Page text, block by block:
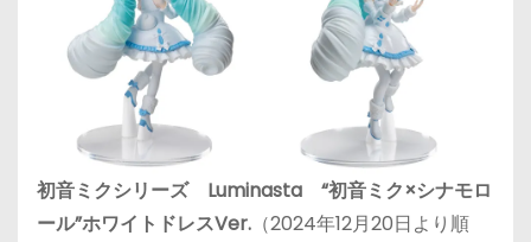
初音ミクシリーズ Luminasta “初音ミク×シナモロ
ール”ホワイトドレスVer. （2024年12月20日より順